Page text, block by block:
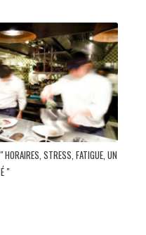
STRESS, FATIGUE, UN
"